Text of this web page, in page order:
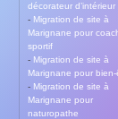
décorateur d’intérieur
- Migration de site à
Marignane pour
sportif
- Migration de site à
Marignane pour bien-
- Migration de site à
Marignane pour
naturopathe